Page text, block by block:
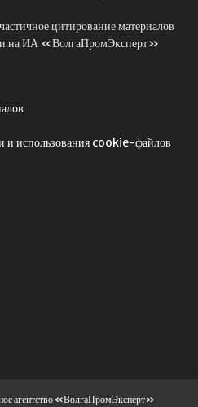
цитирование материалов
на ИА «ВолгаПромЭксперт»
и использования cookie-файлов
агентство «ВолгаПромЭксперт»